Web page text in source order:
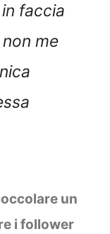
faccia
me
un
i follower